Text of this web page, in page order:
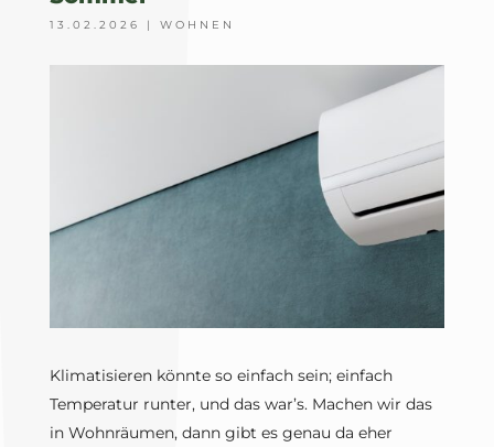
13.02.2026 | WOHNEN
Klimatisieren könnte so einfach sein; einfach
Temperatur runter, und das war’s. Machen wir das
in Wohnräumen, dann gibt es genau da eher